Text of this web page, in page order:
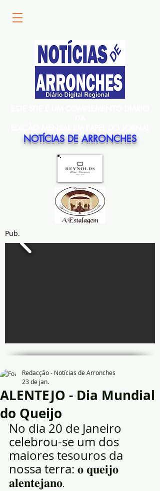
NOTÍCIAS DE ARRONCHES
Pub.
ALENTEJO - Dia Mundial
do Queijo
Redacção - Notícias de Arronches
23 de jan.
No dia 20 de Janeiro
celebrou-se um dos
maiores tesouros da
nossa terra: 𝐨 𝐪𝐮𝐞𝐢𝐣𝐨
𝐚𝐥𝐞𝐧𝐭𝐞𝐣𝐚𝐧𝐨.